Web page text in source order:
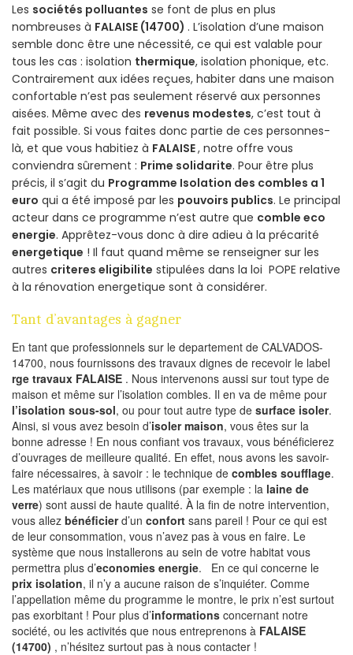
Les sociétés polluantes se font de plus en plus
nombreuses à FALAISE (14700) . L’isolation d’une maison
semble donc être une nécessité, ce qui est valable pour
tous les cas : isolation thermique, isolation phonique, etc.
Contrairement aux idées reçues, habiter dans une maison
confortable n’est pas seulement réservé aux personnes
aisées. Même avec des revenus modestes, c’est tout à
fait possible. Si vous faites donc partie de ces personnes-
là, et que vous habitiez à FALAISE, notre offre vous
conviendra sûrement : Prime solidarite. Pour être plus
précis, il s’agit du Programme Isolation des combles a 1
euro qui a été imposé par les pouvoirs publics. Le principal
acteur dans ce programme n’est autre que comble eco
energie. Apprêtez-vous donc à dire adieu à la précarité
energetique ! Il faut quand même se renseigner sur les
autres criteres eligibilite stipulées dans la loi POPE relative
à la rénovation energetique sont à considérer.
Tant d’avantages à gagner
En tant que professionnels sur le departement de CALVADOS-
14700, nous fournissons des travaux dignes de recevoir le label
rge travaux FALAISE . Nous intervenons aussi sur tout type de
maison et même sur l’isolation combles. Il en va de même pour
l’isolation sous-sol, ou pour tout autre type de surface isoler.
Ainsi, si vous avez besoin d’isoler maison, vous êtes sur la
bonne adresse ! En nous confiant vos travaux, vous bénéficierez
d’ouvrages de meilleure qualité. En effet, nous avons les savoir-
faire nécessaires, à savoir : le technique de combles soufflage.
Les matériaux que nous utilisons (par exemple : la laine de
verre) sont aussi de haute qualité. À la fin de notre intervention,
vous allez bénéficierd’un confort sans pareil ! Pour ce qui est
de leur consommation, vous n’avez pas à vous en faire. Le
système que nous installerons au sein de votre habitat vous
permettra plus d’economies energie. En ce qui concerne le
prix isolation, il n’y a aucune raison de s’inquiéter. Comme
l’appellation même du programme le montre, le prix n’est surtout
pas exorbitant ! Pour plus d’informations concernant notre
société, ou les activités que nous entreprenons à FALAISE
(14700) , n’hésitez surtout pas à nous contacter !